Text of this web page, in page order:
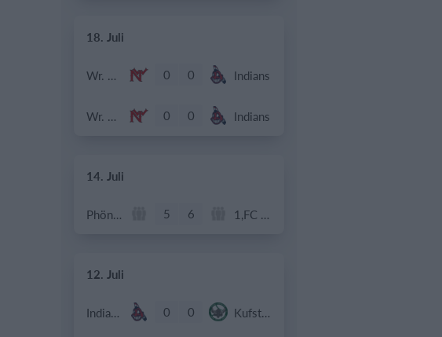
18. Juli
Wr. Neustadt Diving Ducks 0 0 Indians
Wr. Neustadt Diving Ducks 0 0 Indians
14. Juli
Phönix Neuhart 5 6 1,FC St. Peter
12. Juli
Indians Juniors U16 0 0 Kufstein Vikings U16